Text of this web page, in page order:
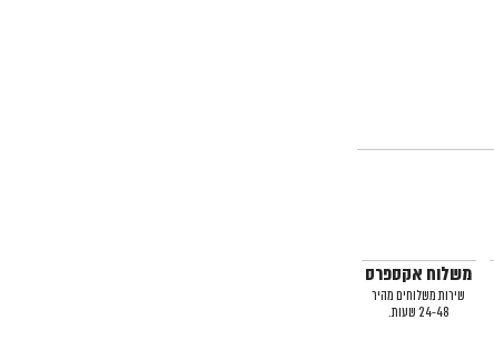
משלוח אקספרס
שירות משלוחים מהיר
24-48 שעות.